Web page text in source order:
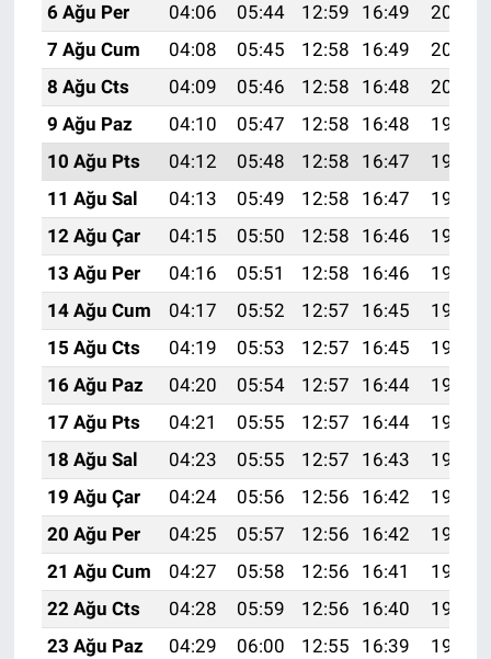
6 Ağu Per
04:06 05:44 12:59 16:49
20:03
7 Ağu Cum
04:08 05:45 12:58 16:49
20:02
8 Ağu Cts
04:09 05:46 12:58 16:48
20:00
9 Ağu Paz
04:10 05:47 12:58 16:48
19:59
10 Ağu Pts
04:12 05:48 12:58 16:47
19:58
11 Ağu Sal
04:13 05:49 12:58 16:47
19:57
12 Ağu Çar
04:15 05:50 12:58 16:46
19:56
13 Ağu Per
04:16 05:51 12:58 16:46
19:54
14 Ağu Cum
04:17 05:52 12:57 16:45
19:53
15 Ağu Cts
04:19 05:53 12:57 16:45
19:52
16 Ağu Paz
04:20 05:54 12:57 16:44
19:50
17 Ağu Pts
04:21 05:55 12:57 16:44
19:49
18 Ağu Sal
04:23 05:55 12:57 16:43
19:48
19 Ağu Çar
04:24 05:56 12:56 16:42
19:46
20 Ağu Per
04:25 05:57 12:56 16:42
19:45
21 Ağu Cum
04:27 05:58 12:56 16:41
19:43
22 Ağu Cts
04:28 05:59 12:56 16:40
19:42
23 Ağu Paz
04:29 06:00 12:55 16:39
19:41